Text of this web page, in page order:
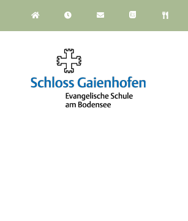
Inhalt